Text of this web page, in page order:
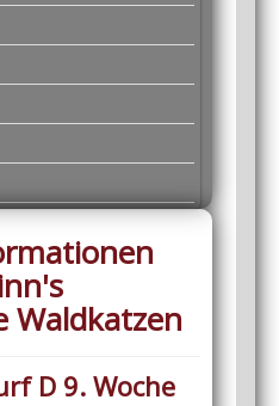
Waldkatzen
D 9. Woche